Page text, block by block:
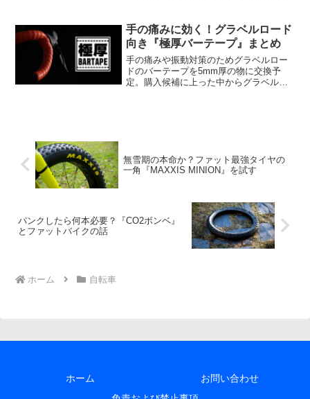
手の痛みに効く！グラベルロード
向き『極厚バーテープ』まとめ
手の痛みや振動対策のためグラベルロー
ドのバーテープを5mm厚の物に交換予
定。購入候補に上った中からグラベルや
無雪期の本命か？ファット最強タイヤの
一角『MAXXIS MINION』を試す
パンクしたら何本必要？『CO2ボンベ』
とファットバイクの話
ホーム 自転車
ホーム
お問い合わせ